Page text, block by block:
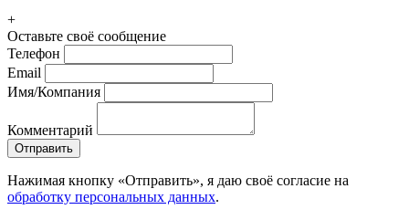
+
Оставьте своё сообщение
Телефон
Email
Имя/Компания
Комментарий
Отправить
Нажимая кнопку «Отправить», я даю своё согласие на
обработку персональных данных.